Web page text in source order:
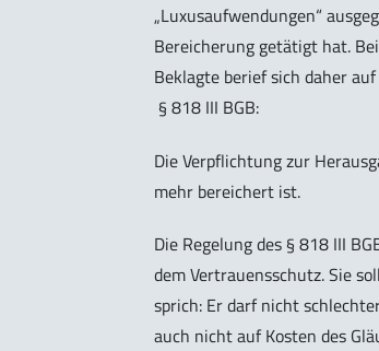
„Luxusaufwendungen“
Bereicherung getätigt hat.
Beklagte berief sich daher
§ 818 III BGB:
Die Verpflichtung zur
mehr bereichert ist.
Die Regelung des § 818 III
dem Vertrauensschutz. Sie
sprich: Er darf nicht
auch nicht auf Kosten des